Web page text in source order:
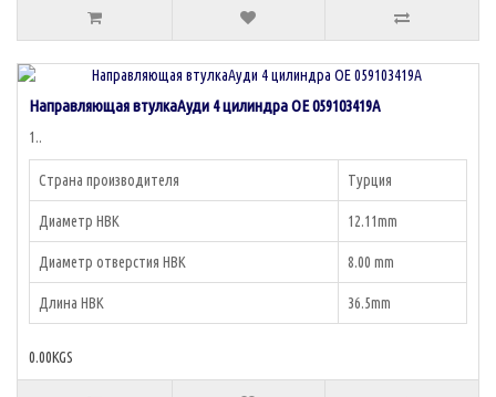
Направляющая втулкаАуди 4 цилиндра OE 059103419A
1..
Страна производителя Турция
Диаметр НВК 12.11mm
Диаметр отверстия НВК 8.00 mm
Длина НВК 36.5mm
0.00KGS